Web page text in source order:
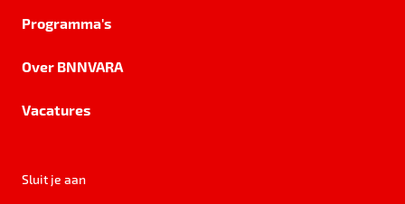
Programma's
Over BNNVARA
Vacatures
Sluit je aan